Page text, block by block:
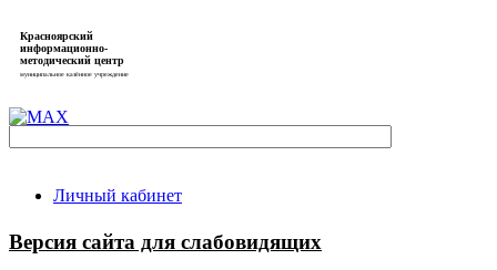
Красноярский
информационно-
методический центр
муниципальное казённое учреждение
Личный кабинет
Версия сайта для слабовидящих